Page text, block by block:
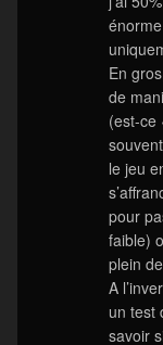
En
de
(est-ce
le jeu
pour
faible)
plein
A
un test
savoir